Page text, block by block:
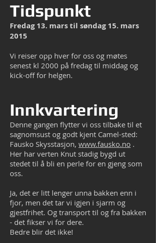
Tidspunkt
Fredag 13. mars til søndag 15. mars
2015
Vi reiser opp hver for oss og møtes
senest kl 2000 på fredag til middag og
kick-off for helgen.
Innkvartering
Denne gangen flytter vi oss tilbake til et
sagnomsust og godt kjent Camel-sted:
Fausko Skysstasjon, www.fausko.no .
Her har verten Knut stadig bygd ut
stedet til å bli en perle for en gjeng som
oss.
Ja, det er litt lenger unna bakken enn i
fjor, men det tar vi igjen i sjarm og
gjestfrihet. Og transport til og fra bakken
- det fikser vi for dere.
Bedre blir det ikke!